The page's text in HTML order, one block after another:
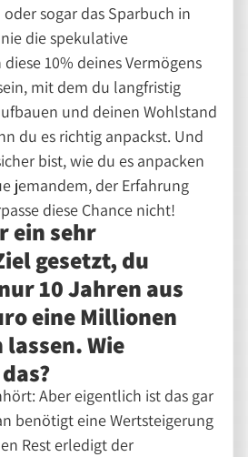
sogar das Sparbuch in
die spekulative
10% deines Vermögens
mit dem du langfristig
und deinen Wohlstand
du es richtig anpackst. Und
bist, wie du es anpacken
jemandem, der Erfahrung
diese Chance nicht!
ein sehr
gesetzt, du
10 Jahren aus
eine Millionen
Wie
Aber eigentlich ist das gar
benötigt eine Wertsteigerung
Rest erledigt der